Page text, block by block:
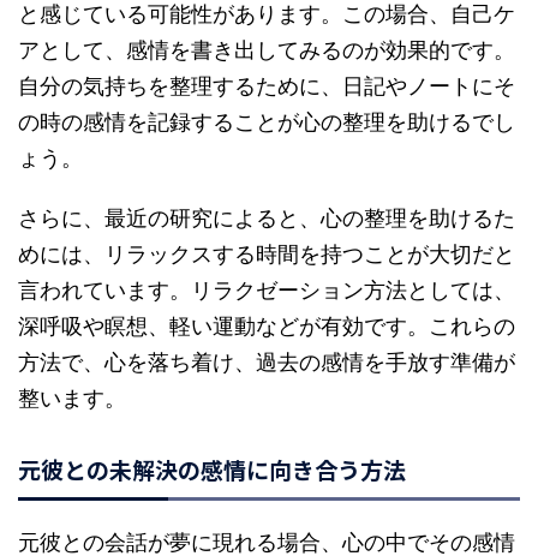
と感じている可能性があります。この場合、自己ケ
アとして、感情を書き出してみるのが効果的です。
自分の気持ちを整理するために、日記やノートにそ
の時の感情を記録することが心の整理を助けるでし
ょう。
さらに、最近の研究によると、心の整理を助けるた
めには、リラックスする時間を持つことが大切だと
言われています。リラクゼーション方法としては、
深呼吸や瞑想、軽い運動などが有効です。これらの
方法で、心を落ち着け、過去の感情を手放す準備が
整います。
元彼との未解決の感情に向き合う方法
元彼との会話が夢に現れる場合、心の中でその感情